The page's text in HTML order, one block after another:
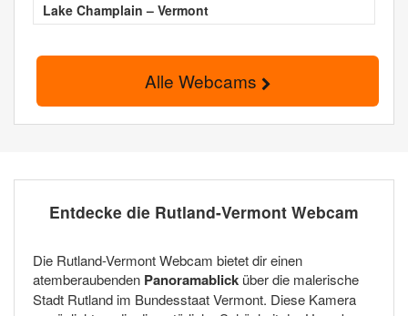
Lake Champlain – Vermont
Alle Webcams
Entdecke die Rutland-Vermont Webcam
Die Rutland-Vermont Webcam bietet dir einen
atemberaubenden Panoramablick über die malerische
Stadt Rutland im Bundesstaat Vermont. Diese Kamera